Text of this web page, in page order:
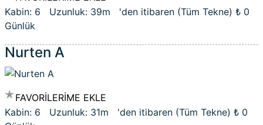
Kabin: 6 Uzunluk: 39m 'den itibaren (Tüm Tekne) ₺ 0
Günlük
Nurten A
FAVORİLERİME EKLE
Kabin: 6 Uzunluk: 31m 'den itibaren (Tüm Tekne) ₺ 0